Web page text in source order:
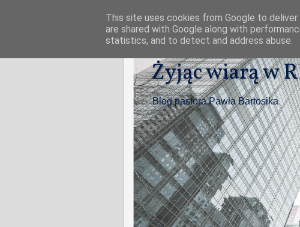
Żyjąc wiarą w
Blog pastora Pawła Bartosika
This site uses cookies from Google to
are shared with Google along with
statistics, and to detect and address abuse.